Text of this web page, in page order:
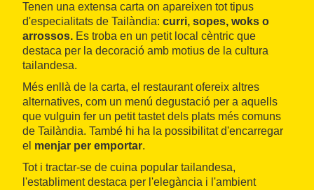
Tenen una extensa carta on apareixen tot tipus
d'especialitats de Tailàndia: curri, sopes, woks o
arrossos. Es troba en un petit local cèntric que
destaca per la decoració amb motius de la cultura
tailandesa.
Més enllà de la carta, el restaurant ofereix altres
alternatives, com un menú degustació per a aquells
que vulguin fer un petit tastet dels plats més comuns
de Tailàndia. També hi ha la possibilitat d'encarregar
el menjar per emportar.
Tot i tractar-se de cuina popular tailandesa,
l'establiment destaca per l'elegància i l'ambient